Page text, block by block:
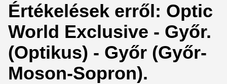
Értékelések erről: Optic
World Exclusive - Győr.
(Optikus) - Győr (Győr-
Moson-Sopron).